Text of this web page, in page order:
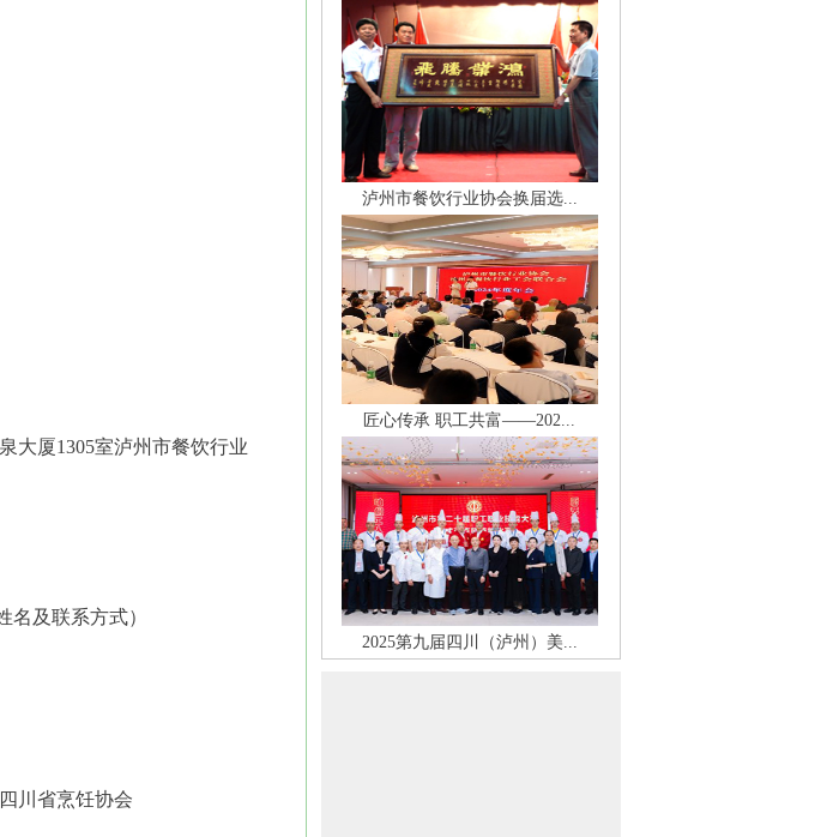
大厦1305室泸州市餐饮行业
及联系方式）
川省烹饪协会
泸州市餐饮行业协会换届选...
匠心传承 职工共富——202...
2025第九届四川（泸州）美...